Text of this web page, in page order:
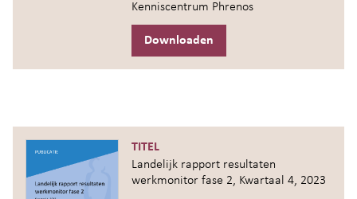
Kenniscentrum Phrenos
Downloaden
TITEL
Landelijk rapport resultaten
werkmonitor fase 2, Kwartaal 4, 2023